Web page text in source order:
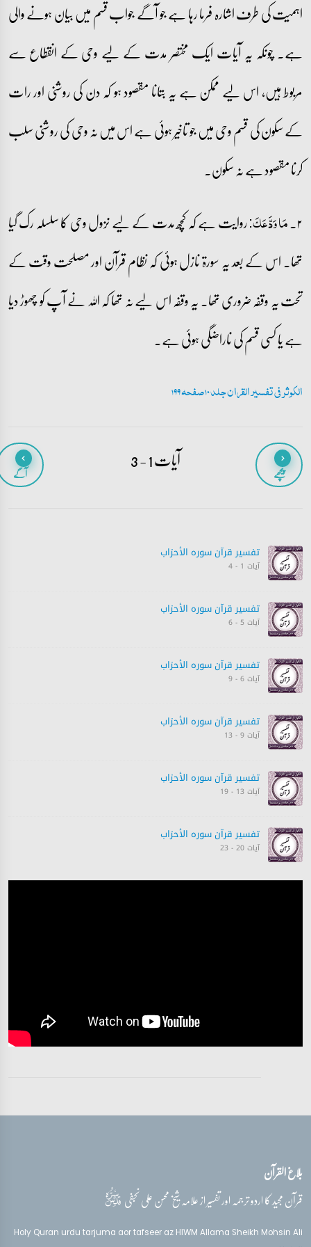
اہمیت کی طرف اشارہ فرما رہا ہے جو آگے جواب قسم میں بیان ہونے والی
ہے۔ چونکہ یہ آیات ایک مختصر مدت کے لیے وحی کے انقطاع سے
مربوط ہیں، اس لیے ممکن ہے یہ بتانا مقصود ہو کہ دن کی روشنی اور رات
کے سکون کی قسم وحی میں جو تاخیر ہوئی ہے اس میں نہ وحی کی روشنی سلب
کرنا مقصود ہے نہ سکون۔
۲۔ مَا وَدَّعَکَ:روایت ہے کہ کچھ مدت کے لیے نزول وحی کا سلسلہ رک گیا
تھا۔ اس کے بعد یہ سورۃ نازل ہوئی کہ نظام قرآن اور مصلحت وقت کے
تحت یہ وقفہ ضروری تھا۔ یہ وقفہ اس لیے نہ تھا کہ اللہ نے آپ کو چھوڑ دیا
ہے یا کسی قسم کی ناراضگی ہوئی ہے۔
الکوثر فی تفسیر القران جلد 10 صفحہ 199
پیچھے آیات 1 - 3 آگے
تفسیر قرآن سورہ ‎الأحزاب‎
آیات 1 - 4
تفسیر قرآن سورہ ‎الأحزاب‎
آیات 5 - 6
تفسیر قرآن سورہ ‎الأحزاب‎
آیات 6 - 9
تفسیر قرآن سورہ ‎الأحزاب‎
آیات 9 - 13
تفسیر قرآن سورہ ‎الأحزاب‎
آیات 13 - 19
تفسیر قرآن سورہ ‎الأحزاب‎
آیات 20 - 23
تفسیر قرآن سورہ ‎الأحزاب‎
تفسیر قرآن سورہ ‎الأحزاب‎
بلاغ القرآن
قرآن مجید کا اردو ترجمہ اور تفسیر از علامہ شیخ محسن علی نجفیقدس‌سره
Holy Quran urdu tarjuma aor tafseer az HIWM Allama Sheikh Mohsin Ali